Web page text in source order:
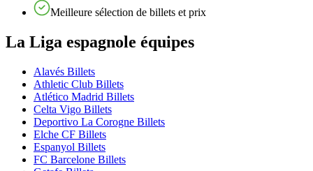
Meilleure sélection de billets et prix
La Liga espagnole équipes
Alavés Billets
Athletic Club Billets
Atlético Madrid Billets
Celta Vigo Billets
Deportivo La Corogne Billets
Elche CF Billets
Espanyol Billets
FC Barcelone Billets